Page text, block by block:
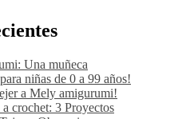
Una muñeca
niñas de 0 a 99 años!
a Mely amigurumi!
crochet: 3 Proyectos